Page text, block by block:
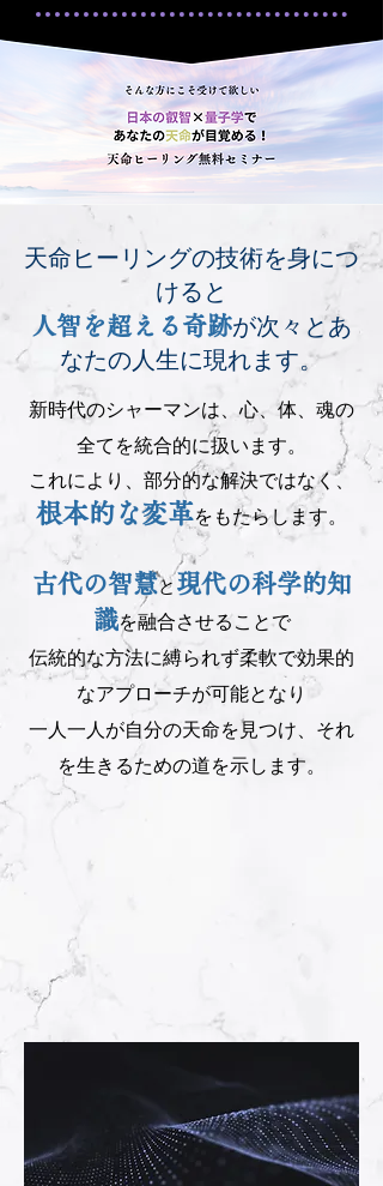
天命ヒーリングの技術を身につ
けると
人智を超える奇跡が次々とあ
なたの人生に現れます。
新時代のシャーマンは、心、体、魂の
全てを統合的に扱います。
これにより、部分的な解決ではなく、
根本的な変革をもたらします。
古代の智慧と 現代の科学的知
識を融合させることで
伝統的な方法に縛られず柔軟で効果的
なアプローチが可能となり
一人一人が自分の天命を見つけ、 それ
を生きるための道を示します。